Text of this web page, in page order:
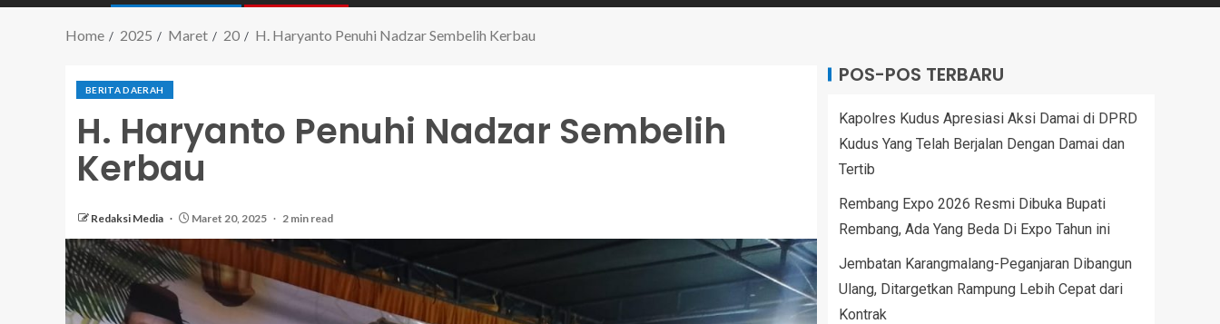
Home 2025 Maret 20 H. Haryanto Penuhi Nadzar Sembelih Kerbau
BERITA DAERAH
H. Haryanto Penuhi Nadzar Sembelih
Kerbau
Redaksi Media Maret 20, 2025 2 min read
POS-POS TERBARU
Kapolres Kudus Apresiasi Aksi Damai di DPRD
Kudus Yang Telah Berjalan Dengan Damai dan
Tertib
Rembang Expo 2026 Resmi Dibuka Bupati
Rembang, Ada Yang Beda Di Expo Tahun ini
Jembatan Karangmalang-Peganjaran Dibangun
Ulang, Ditargetkan Rampung Lebih Cepat dari
Kontrak